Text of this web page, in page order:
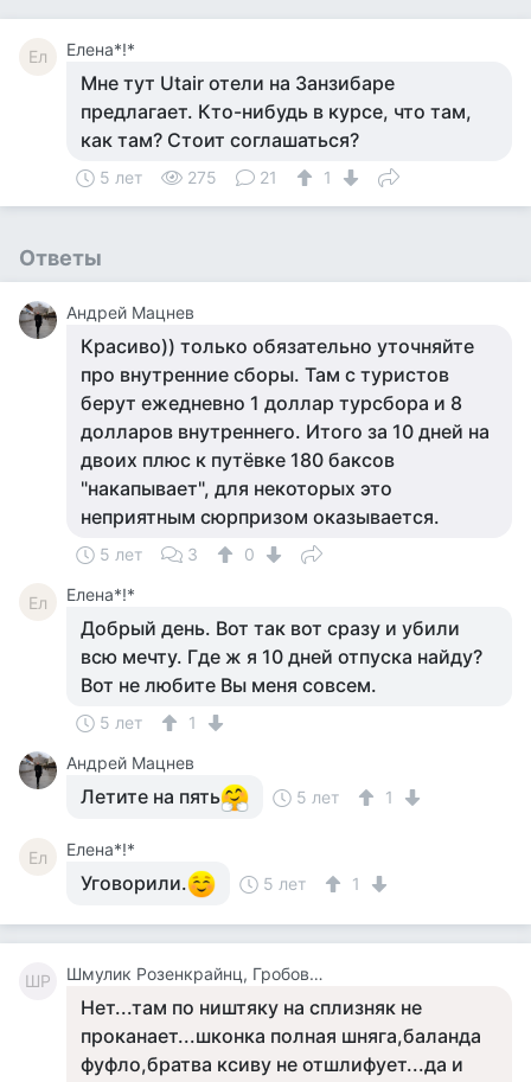
Ел Елена*!*
Мне тут Utair отели на Занзибаре
предлагает. Кто-нибудь в курсе, что там,
как там? Стоит соглашаться?
5 лет 275 21 1
Ответы
Андрей Мацнев
Красиво)) только обязательно уточняйте
про внутренние сборы. Там с туристов
берут ежедневно 1 доллар турсбора и 8
долларов внутреннего. Итого за 10 дней на
двоих плюс к путёвке 180 баксов
"накапывает", для некоторых это
неприятным сюрпризом оказывается.
5 лет 3 0
Ел Елена*!*
Добрый день. Вот так вот сразу и убили
всю мечту. Где ж я 10 дней отпуска найду?
Вот не любите Вы меня совсем.
5 лет
1
Андрей Мацнев
Летите на пять 5 лет 1
Ел Елена*!*
Уговорили. 5 лет 1
ШР Шмулик Розенкрайнц, Гробовщик
Нет...там по ништяку на сплизняк не
проканает...шконка полная шняга,баланда
фуфло,братва ксиву не отшлифует...да и